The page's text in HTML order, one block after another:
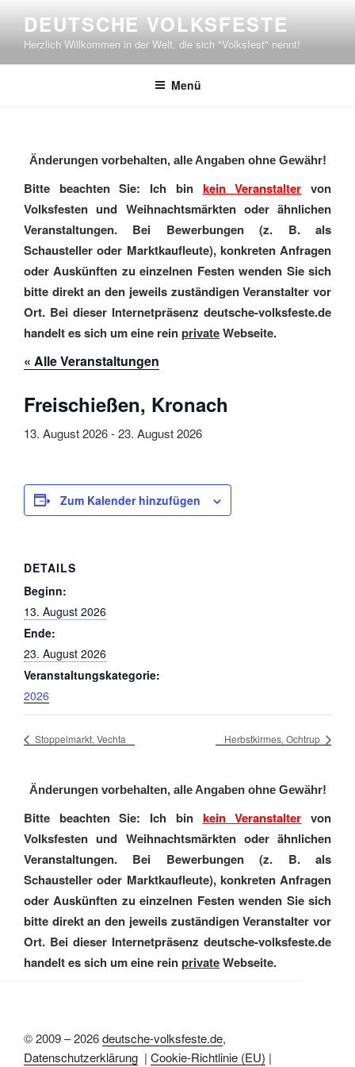
springen
DEUTSCHE VOLKSFESTE
Herzlich Willkommen in der Welt, die sich "Volksfest" nennt!
Menü
Änderungen vorbehalten, alle Angaben ohne Gewähr!
Bitte beachten Sie: Ich bin kein Veranstalter von
Volksfesten und Weihnachtsmärkten oder ähnlichen
Veranstaltungen. Bei Bewerbungen (z. B. als
Schausteller oder Marktkaufleute), konkreten Anfragen
oder Auskünften zu einzelnen Festen wenden Sie sich
bitte direkt an den jeweils zuständigen Veranstalter vor
Ort. Bei dieser Internetpräsenz deutsche-volksfeste.de
handelt es sich um eine reinprivateWebseite.
« Alle Veranstaltungen
Freischießen, Kronach
13. August 2026-23. August 2026
Zum Kalender hinzufügen
DETAILS
Beginn:
13. August 2026
Ende:
23. August 2026
Veranstaltungskategorie:
2026
Stoppelmarkt, Vechta Herbstkirmes, Ochtrup
Änderungen vorbehalten, alle Angaben ohne Gewähr!
Bitte beachten Sie: Ich bin kein Veranstalter von
Volksfesten und Weihnachtsmärkten oder ähnlichen
Veranstaltungen. Bei Bewerbungen (z. B. als
Schausteller oder Marktkaufleute), konkreten Anfragen
oder Auskünften zu einzelnen Festen wenden Sie sich
bitte direkt an den jeweils zuständigen Veranstalter vor
Ort. Bei dieser Internetpräsenz deutsche-volksfeste.de
handelt es sich um eine reinprivateWebseite.
© 2009 – 2026deutsche-volksfeste.de,
Datenschutzerklärung | Cookie-Richtlinie (EU) |